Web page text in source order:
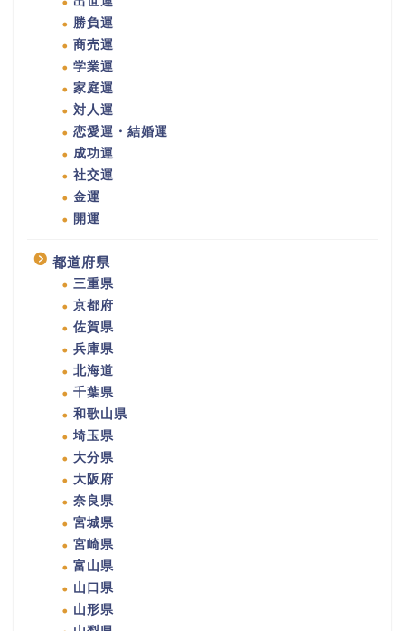
勝負運
商売運
学業運
家庭運
対人運
恋愛運・結婚運
成功運
社交運
金運
開運
都道府県
三重県
京都府
佐賀県
兵庫県
北海道
千葉県
和歌山県
埼玉県
大分県
大阪府
奈良県
宮城県
宮崎県
富山県
山口県
山形県